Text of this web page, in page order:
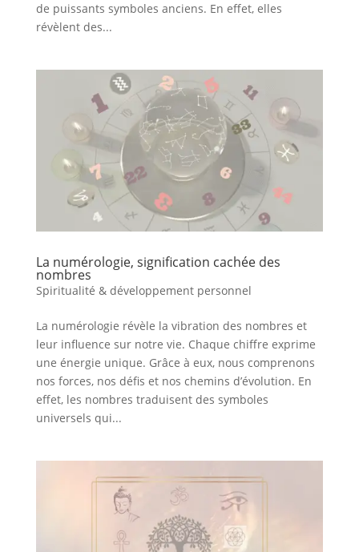
de puissants symboles anciens. En effet, elles
révèlent des...
La numérologie, signification cachée des
nombres
Spiritualité & développement personnel
La numérologie révèle la vibration des nombres et
leur influence sur notre vie. Chaque chiffre exprime
une énergie unique. Grâce à eux, nous comprenons
nos forces, nos défis et nos chemins d’évolution. En
effet, les nombres traduisent des symboles
universels qui...